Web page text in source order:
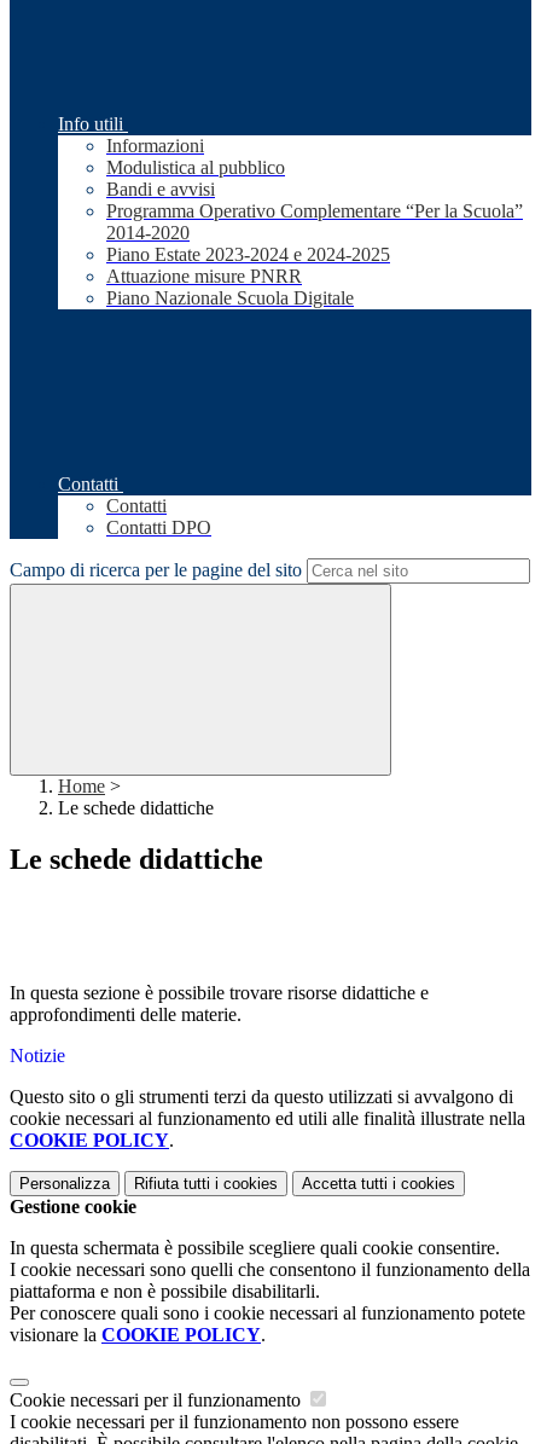
Info utili
Informazioni
Modulistica al pubblico
Bandi e avvisi
Programma Operativo Complementare “Per la Scuola”
2014-2020
Piano Estate 2023-2024 e 2024-2025
Attuazione misure PNRR
Piano Nazionale Scuola Digitale
Contatti
Contatti
Contatti DPO
Campo di ricerca per le pagine del sito
Home >
Le schede didattiche
Le schede didattiche
In questa sezione è possibile trovare risorse didattiche e
approfondimenti delle materie.
Notizie
Questo sito o gli strumenti terzi da questo utilizzati si avvalgono di
cookie necessari al funzionamento ed utili alle finalità illustrate nella
COOKIE POLICY.
Personalizza Rifiuta tutti i cookies Accetta tutti i cookies
Gestione cookie
In questa schermata è possibile scegliere quali cookie consentire.
I cookie necessari sono quelli che consentono il funzionamento della
piattaforma e non è possibile disabilitarli.
Per conoscere quali sono i cookie necessari al funzionamento potete
visionare la COOKIE POLICY.
Cookie necessari per il funzionamento
I cookie necessari per il funzionamento non possono essere